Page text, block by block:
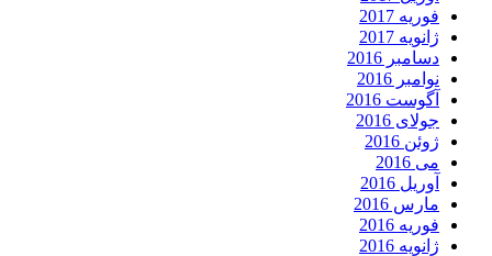
فوریه 2017
ژانویه 2017
دسامبر 2016
نوامبر 2016
آگوست 2016
جولای 2016
ژوئن 2016
می 2016
آوریل 2016
مارس 2016
فوریه 2016
ژانویه 2016